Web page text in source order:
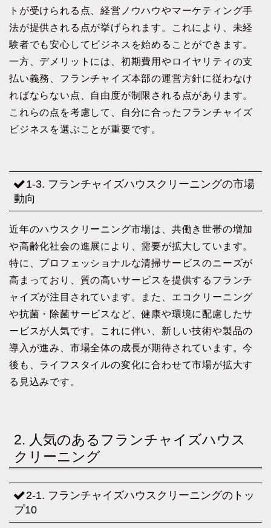
トが受けられる点、経営ノウハウやマーケティング手
法が提供される点が挙げられます。これにより、未経
験者でも安心してビジネスを始めることができます。
一方、デメリットには、初期費用やロイヤリティの支
払い義務、フランチャイズ本部の運営方針に従わなけ
ればならない点、自由度が制限される点があります。
これらの点を考慮して、自分に合ったフランチャイズ
ビジネスを選ぶことが重要です。
1-3. フランチャイズハウスクリーニングの市場
動向
近年のハウスクリーニング市場は、共働き世帯の増加
や高齢化社会の進展により、需要が拡大しています。
特に、プロフェッショナルな清掃サービスのニーズが
高まっており、質の高いサービスを提供するフランチ
ャイズが注目されています。また、エコクリーニング
や抗菌・除菌サービスなど、健康や環境に配慮したサ
ービスが人気です。これに伴い、新しい技術や製品の
導入が進み、市場全体の成長が期待されています。今
後も、ライフスタイルの変化に合わせて市場が拡大す
る見込みです。
2. 人気のあるフランチャイズハウス
クリーニング
2-1. フランチャイズハウスクリーニングのトッ
プ10